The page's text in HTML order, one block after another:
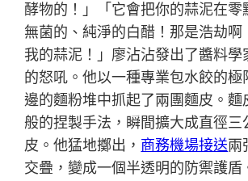
酵物的！」「它會把你的蒜泥在零
無菌的、純淨的白醋！那是浩劫啊
我的蒜泥！」廖沾沾發出了醬料學
的怒吼。他以一種專業包水餃的極
邊的麵粉堆中抓起了兩團麵皮。麵
般的捏製手法，瞬間擴大成直徑三
皮。他猛地擲出， 商務機場接送兩
交疊，變成一個半透明的防禦護盾